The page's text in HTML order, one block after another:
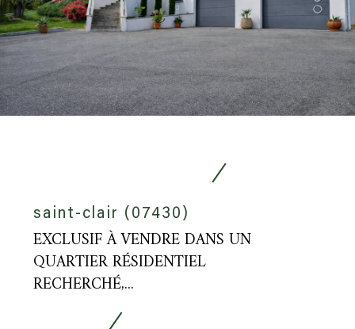
saint-clair (07430)
EXCLUSIF À VENDRE DANS UN
QUARTIER RÉSIDENTIEL
RECHERCHÉ,...